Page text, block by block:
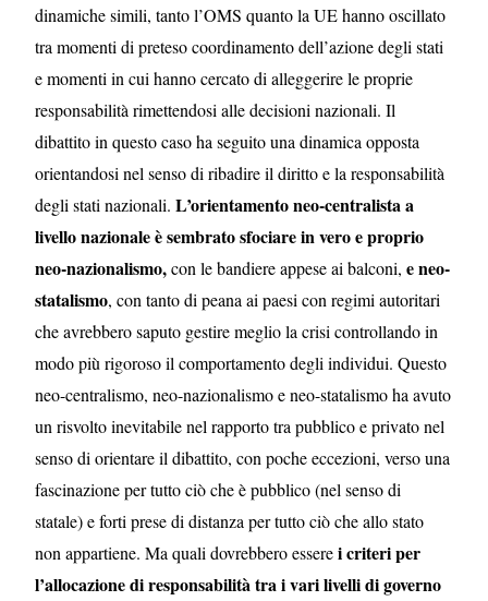
dinamiche simili, tanto l’OMS quanto la UE hanno oscillato
tra momenti di preteso coordinamento dell’azione degli stati
e momenti in cui hanno cercato di alleggerire le proprie
responsabilità rimettendosi alle decisioni nazionali.Il
dibattito in questo caso ha seguito una dinamica opposta
orientandosi nel senso di ribadire il diritto e la responsabilità
degli stati nazionali.L’orientamento neo-centralista a
livello nazionale è sembrato sfociare in vero e proprio
neo-nazionalismo,con le bandiere appese ai balconi,e neo-
statalismo, con tanto di peana ai paesi con regimi autoritari
che avrebbero saputo gestire meglio la crisi controllando in
modo più rigoroso il comportamento degli individui.Questo
neo-centralismo, neo-nazionalismo e neo-statalismo ha avuto
un risvolto inevitabile nel rapporto tra pubblico e privato nel
senso di orientare il dibattito, con poche eccezioni, verso una
fascinazione per tutto ciò che è pubblico (nel senso di
statale) e forti prese di distanza per tutto ciò che allo stato
non appartiene.Ma quali dovrebbero esserei criteri per
l’allocazione di responsabilità tra i vari livelli di governo